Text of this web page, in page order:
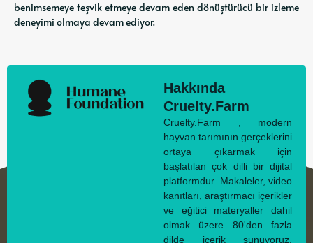
benimsemeye teşvik etmeye devam eden dönüştürücü bir izleme
deneyimi olmaya devam ediyor.
Hakkında
Cruelty.Farm
Cruelty.Farm , modern
hayvan tarımının gerçeklerini
ortaya çıkarmak için
başlatılan çok dilli bir dijital
platformdur. Makaleler, video
kanıtları, araştırmacı içerikler
ve eğitici materyaller dahil
olmak üzere 80'den fazla
dilde içerik sunuyoruz.